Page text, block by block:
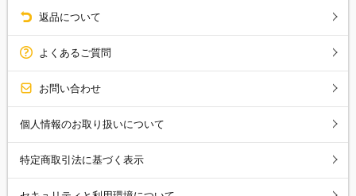
返品について
よくあるご質問
お問い合わせ
個人情報のお取り扱いについて
特定商取引法に基づく表示